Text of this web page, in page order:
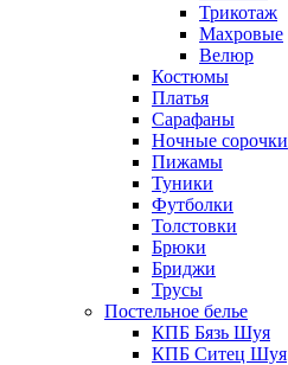
Трикотаж
Махровые
Велюр
Костюмы
Платья
Сарафаны
Ночные сорочки
Пижамы
Туники
Футболки
Толстовки
Брюки
Бриджи
Трусы
Постельное белье
КПБ Бязь Шуя
КПБ Ситец Шуя